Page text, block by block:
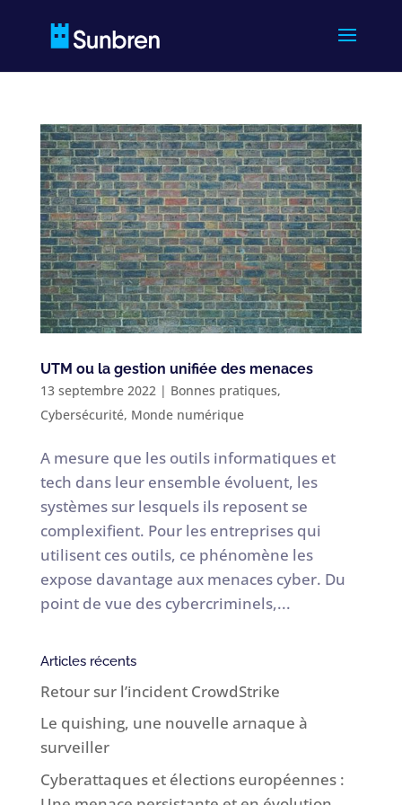
UTM ou la gestion unifiée des menaces
13 septembre 2022| Bonnes pratiques,
Cybersécurité, Monde numérique
A mesure que les outils informatiques et
tech dans leur ensemble évoluent, les
systèmes sur lesquels ils reposent se
complexifient. Pour les entreprises qui
utilisent ces outils, ce phénomène les
expose davantage aux menaces cyber. Du
point de vue des cybercriminels,...
Articles récents
Retour sur l’incident CrowdStrike
Le quishing, une nouvelle arnaque à
surveiller
Cyberattaques et élections européennes :